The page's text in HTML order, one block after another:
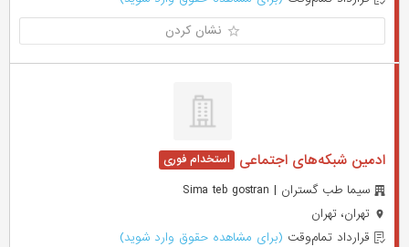
نشان کردن
ادمین شبکه‌های اجتماعی
سیما طب گستران | Sima teb gostran
تهران، تهران
قرارداد تمام‌وقت (برای مشاهده حقوق وارد شوید)